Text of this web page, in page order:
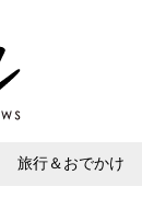
旅行＆おでかけ